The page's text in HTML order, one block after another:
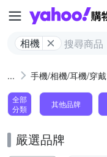
相機
手機/相機/耳機/穿戴
全部
分類
其他品牌
嚴選品牌